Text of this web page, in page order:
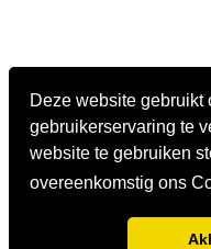
Deze website gebruikt
gebruikerservaring te
website te gebruiken
overeenkomstig ons
Stichting